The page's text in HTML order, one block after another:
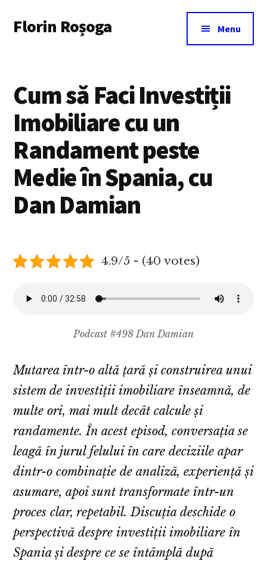
main
menu
Florin Roșoga Menu
Cum să Faci Investiții
Imobiliare cu un
Randament peste
Medie în Spania, cu
Dan Damian
4.9/5 - (40 votes)
Podcast #498 Dan Damian
Mutarea într-o altă țară și construirea unui
sistem de investiții imobiliare înseamnă, de
multe ori, mai mult decât calcule și
randamente. În acest episod, conversația se
leagă în jurul felului în care deciziile apar
dintr-o combinație de analiză, experiență și
asumare, apoi sunt transformate într-un
proces clar, repetabil. Discuția deschide o
perspectivă despre investiții imobiliare în
Spania și despre ce se întâmplă după